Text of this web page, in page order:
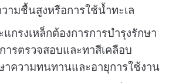
ามชื้นสูงหรือการใช้น้ำทะเล
แกรงเหล็กต้องการการบำรุงรักษา
ารตรวจสอบและทาสีเคลือบ
าความทนทานและอายุการใช้งาน